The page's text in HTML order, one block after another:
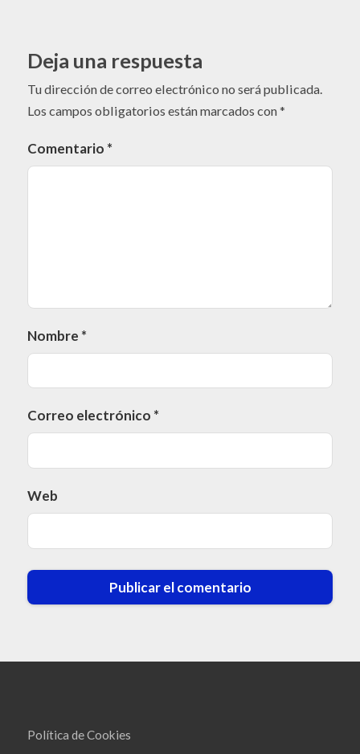
Deja una respuesta
Tu dirección de correo electrónico no será publicada.
Los campos obligatorios están marcados con*
Comentario *
Nombre *
Correo electrónico *
Web
Política de Cookies